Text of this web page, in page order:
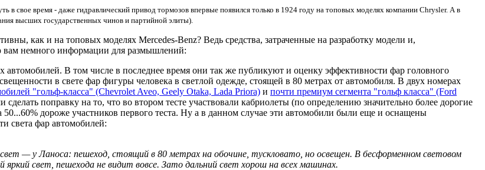
свое время - даже гидравлический привод тормозов впервые появился только в 1924 году на топовых моделях компании Chrysler. А в
высших государственных чинов и партийной элиты).
как и на топовых моделях Mercedes-Benz? Ведь средства, затраченные на разработку модели и,
вам немного информации для размышлений:
автомобилей. В том числе в последнее время они так же публикуют и оценку эффективности фар головного
в свете фар фигуры человека в светлой одежде, стоящей в 80 метрах от автомобиля. В двух номерах
"гольф-класса" (Chevrolet Aveo, Geely Otaka, Lada Priora) и почти премиум сегмента "гольф класса" (Ford
сделать поправку на то, что во втором тесте участвовали кабриолеты (по определению значительно более дорогие
дороже участников первого теста. Ну а в данном случае эти автомобили были еще и оснащены
света фар автомобилей:
— у Ланоса: пешеход, стоящий в 80 метрах на обочине, тускловато, но освещен. В бесформенном световом
свет, пешехода не видит вовсе. Зато дальний свет хорош на всех машинах.